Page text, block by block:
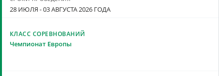
28 ИЮЛЯ - 03 АВГУСТА 2026 ГОДА
Чемпионат Европы